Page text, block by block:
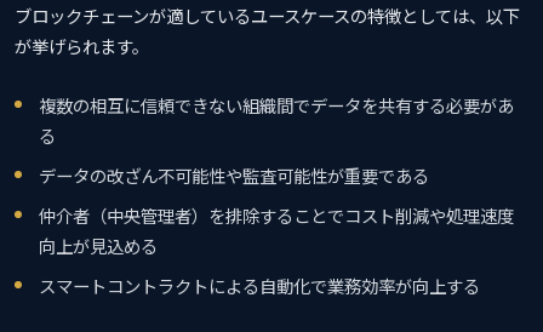
ブロックチェーンが適しているユースケースの特徴としては、以下
が挙げられます。
複数の相互に信頼できない組織間でデータを共有する必要があ
る
データの改ざん不可能性や監査可能性が重要である
仲介者（中央管理者）を排除することでコスト削減や処理速度
向上が見込める
スマートコントラクトによる自動化で業務効率が向上する